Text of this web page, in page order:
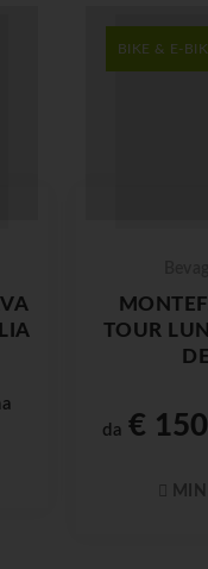
BIKE & E-
TOUR
da €